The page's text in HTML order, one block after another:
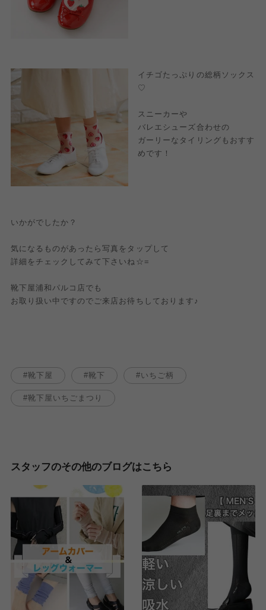
イチゴたっぷりの総柄ソックス
♡
スニーカーや
バレエシューズ合わせの
ガーリーなタイリングもおすす
めです！
いかがでしたか？
気になるものがあったら写真をタップして
詳細をチェックしてみて下さいね☆=
靴下屋浦和パルコ店でも
お取り扱い中ですのでご来店お待ちしております♪
靴下屋 靴下 いちご柄
靴下屋いちごまつり
スタッフのその他のブログはこちら